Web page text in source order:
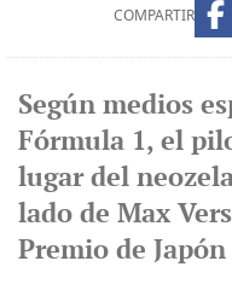
COMPARTIR
Según medios
Fórmula 1, el
lugar del
lado de Max
Premio de Japón